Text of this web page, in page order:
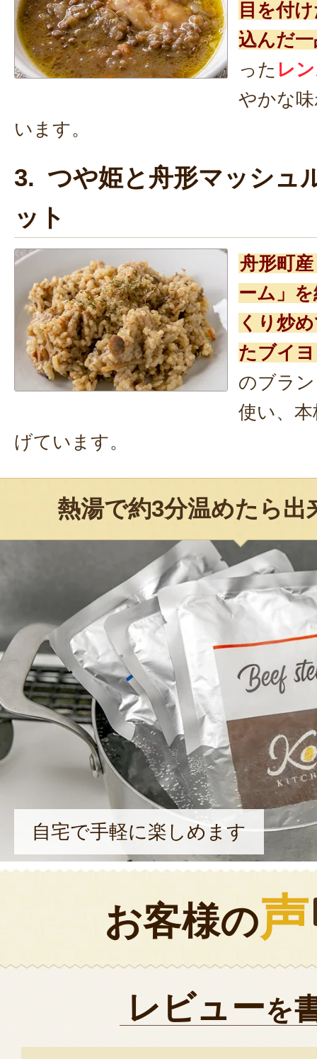
目を付
込んだ
った レ
やかな
います。
3. つや姫と舟形マッシュ
ット
舟形町
ーム」
くり炒
たブイ
のブラ
使い、
げています。
熱湯で約3分温めたら出
自宅で手軽に楽しめます
お客様の声
レビューを